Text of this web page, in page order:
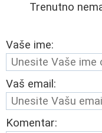
Trenutno
Vaše ime:
Vaš email:
Komentar: